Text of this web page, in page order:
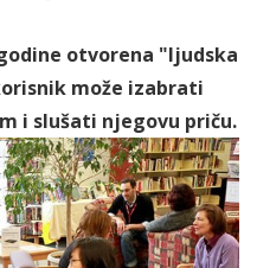
otvorena "ljudska
može izabrati
i slušati njegovu priču.